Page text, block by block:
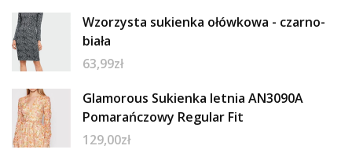
Wzorzysta sukienka ołówkowa - czarno-
biała
63,99zł
Glamorous Sukienka letnia AN3090A
Pomarańczowy Regular Fit
129,00zł